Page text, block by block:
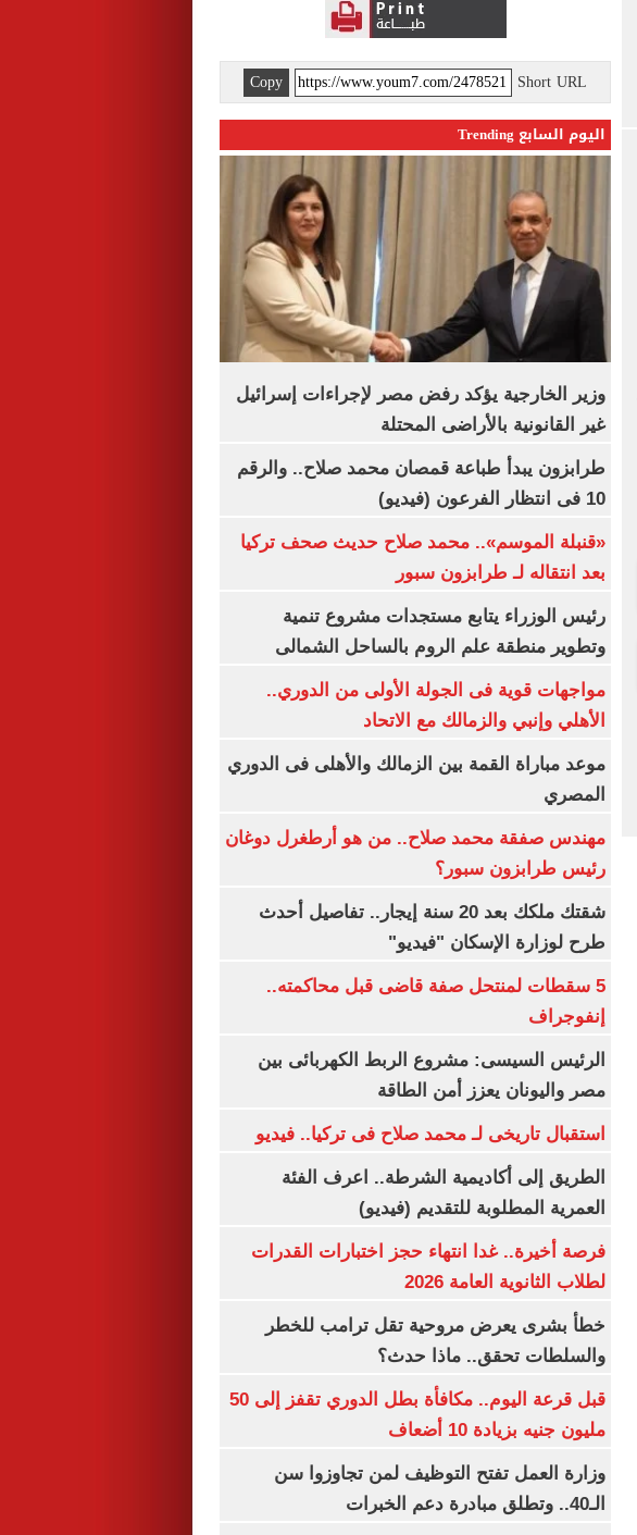
Short URL
Copy
اليوم السابع Trending
وزير الخارجية يؤكد رفض مصر لإجراءات إسرائيل
غير القانونية بالأراضى المحتلة
طرابزون يبدأ طباعة قمصان محمد صلاح.. والرقم
10 فى انتظار الفرعون (فيديو)
«قنبلة الموسم».. محمد صلاح حديث صحف تركيا
بعد انتقاله لـ طرابزون سبور
رئيس الوزراء يتابع مستجدات مشروع تنمية
وتطوير منطقة علم الروم بالساحل الشمالى
مواجهات قوية فى الجولة الأولى من الدوري..
الأهلي وإنبي والزمالك مع الاتحاد
موعد مباراة القمة بين الزمالك والأهلى فى الدوري
المصري
مهندس صفقة محمد صلاح.. من هو أرطغرل دوغان
رئيس طرابزون سبور؟
شقتك ملكك بعد 20 سنة إيجار.. تفاصيل أحدث
طرح لوزارة الإسكان "فيديو"
5 سقطات لمنتحل صفة قاضى قبل محاكمته..
إنفوجراف
الرئيس السيسى: مشروع الربط الكهربائى بين
مصر واليونان يعزز أمن الطاقة
استقبال تاريخى لـ محمد صلاح فى تركيا.. فيديو
الطريق إلى أكاديمية الشرطة.. اعرف الفئة
العمرية المطلوبة للتقديم (فيديو)
فرصة أخيرة.. غدا انتهاء حجز اختبارات القدرات
لطلاب الثانوية العامة 2026
خطأ بشرى يعرض مروحية تقل ترامب للخطر
والسلطات تحقق.. ماذا حدث؟
قبل قرعة اليوم.. مكافأة بطل الدوري تقفز إلى 50
مليون جنيه بزيادة 10 أضعاف
وزارة العمل تفتح التوظيف لمن تجاوزوا سن
الـ40.. وتطلق مبادرة دعم الخبرات